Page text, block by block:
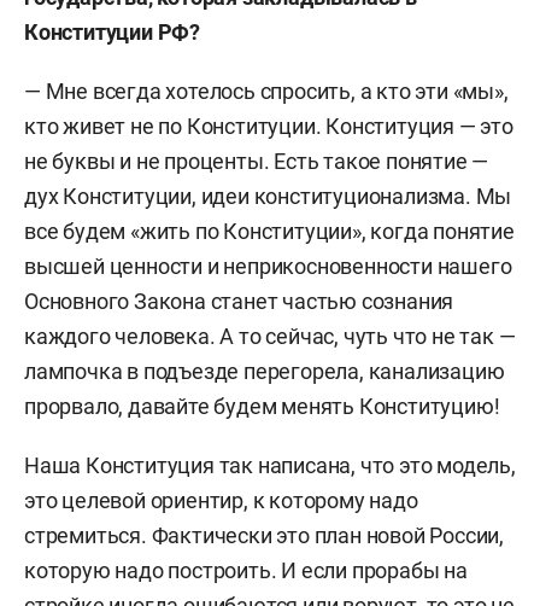
Конституции РФ?
— Мне всегда хотелось спросить, а кто эти «мы»,
кто живет не по Конституции. Конституция — это
не буквы и не проценты. Есть такое понятие —
дух Конституции, идеи конституционализма. Мы
все будем «жить по Конституции», когда понятие
высшей ценности и неприкосновенности нашего
Основного Закона станет частью сознания
каждого человека. А то сейчас, чуть что не так —
лампочка в подъезде перегорела, канализацию
прорвало, давайте будем менять Конституцию!
Наша Конституция так написана, что это модель,
это целевой ориентир, к которому надо
стремиться. Фактически это план новой России,
которую надо построить. И если прорабы на